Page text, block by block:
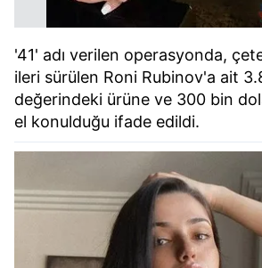
'41' adı verilen operasyonda,
ileri sürülen Roni Rubinov'a ait
değerindeki ürüne ve 300 bin
el konulduğu ifade edildi.